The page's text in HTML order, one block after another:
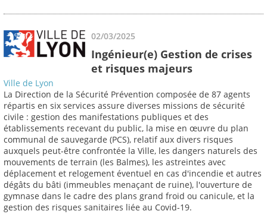
02/03/2025
Ingénieur(e) Gestion de crises
et risques majeurs
Ville de Lyon
La Direction de la Sécurité Prévention composée de 87 agents
répartis en six services assure diverses missions de sécurité
civile : gestion des manifestations publiques et des
établissements recevant du public, la mise en œuvre du plan
communal de sauvegarde (PCS), relatif aux divers risques
auxquels peut-être confrontée la Ville, les dangers naturels des
mouvements de terrain (les Balmes), les astreintes avec
déplacement et relogement éventuel en cas d'incendie et autres
dégâts du bâti (immeubles menaçant de ruine), l'ouverture de
gymnase dans le cadre des plans grand froid ou canicule, et la
gestion des risques sanitaires liée au Covid-19.